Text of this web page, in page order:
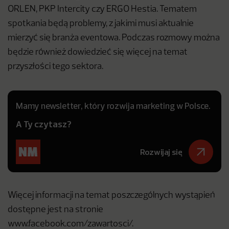
ORLEN, PKP Intercity czy ERGO Hestia. Tematem
spotkania będą problemy, z jakimi musi aktualnie
mierzyć się branża eventowa. Podczas rozmowy można
będzie również dowiedzieć się więcej na temat
przyszłości tego sektora.
Mamy newsletter, który rozwija marketing w Polsce.
A Ty czytasz?
Rozwijaj się
Więcej informacji na temat poszczególnych wystąpień
dostępne jest na stronie
www.facebook.com/zawartosci/.